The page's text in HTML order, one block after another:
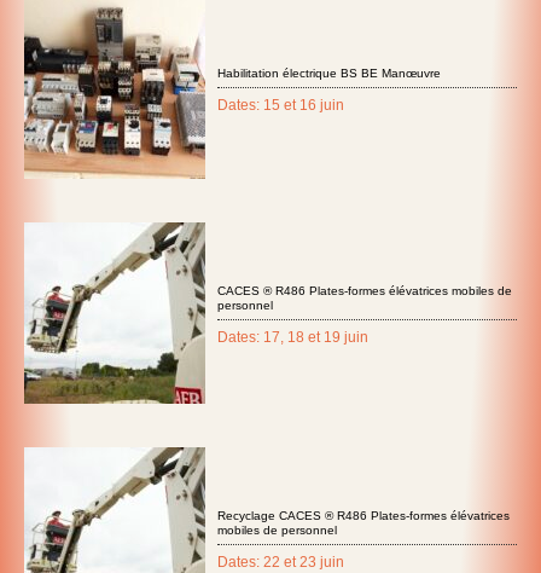
Habilitation électrique BS BE Manœuvre
Dates: 15 et 16 juin
CACES ® R486 Plates-formes élévatrices mobiles de
personnel
Dates: 17, 18 et 19 juin
Recyclage CACES ® R486 Plates-formes élévatrices
mobiles de personnel
Dates: 22 et 23 juin